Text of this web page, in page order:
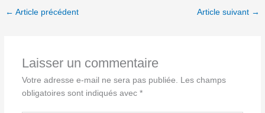
← Article précédent Article suivant →
Laisser un commentaire
Votre adresse e-mail ne sera pas publiée.
Les champs
obligatoires sont indiqués avec *